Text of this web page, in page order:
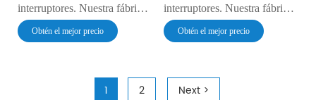
interruptores. Nuestra fábrica
ofrece precios muy
competitivos y una calidad
Obtén el mejor precio
interruptores. Nuestra fábrica
ofrece precios muy
competitivos y una calidad
Obtén el mejor precio
1 2 Next >